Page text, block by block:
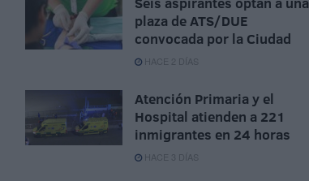
plaza de ATS/DUE
convocada por la Ciudad
HACE 2 DÍAS
Atención Primaria y el
Hospital atienden a 221
inmigrantes en 24 horas
HACE 3 DÍAS